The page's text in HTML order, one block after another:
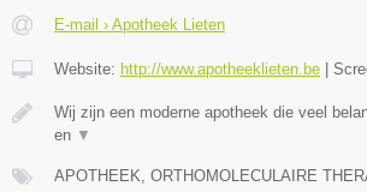
E-mail › Apotheek Lieten
Website: http://www.apotheeklieten.be
Wij zijn een moderne apotheek die veel
en ▼
APOTHEEK, ORTHOMOLECULAIRE